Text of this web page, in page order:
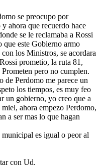
se preocupo por
ahora que recuerdo hace
se le reclamaba a Rossi
que este Gobierno armo
los Ministros, se acordara
prometio, la ruta 81,
Prometen pero no cumplen.
de Perdomo me parece un
los tiempos, es muy feo
un gobierno, yo creo que a
ahora empezo Perdomo,
a ser mas lo que hagan
municipal es igual o peor al
con Ud.